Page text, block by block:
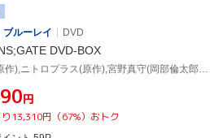
ブルーレイ
DVD
DVD-BOX
5pb.(原作),ニトロプラス(原作),宮野真守(岡部倫太郎),今井麻美(牧瀬紅莉栖),花澤香菜(椎名まゆり),坂井久太(キャラクターデザイン、総作画監督)
円
13,310円（67%）おトク